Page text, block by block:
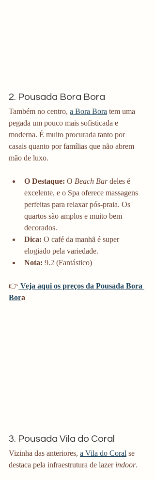
2. Pousada Bora Bora
Também no centro, a Bora Bora tem uma
pegada um pouco mais sofisticada e
moderna. É muito procurada tanto por
casais quanto por famílias que não abrem
mão de luxo.
O Destaque: O Beach Bar deles é
excelente, e o Spa oferece massagens
perfeitas para relaxar pós-praia. Os
quartos são amplos e muito bem
decorados.
Dica: O café da manhã é super
elogiado pela variedade.
Nota: 9.2 (Fantástico)
👉 Veja aqui os preços da Pousada Bora
Bora
3. Pousada Vila do Coral
Vizinha das anteriores, a Vila do Coral se
destaca pela infraestrutura de lazer indoor.